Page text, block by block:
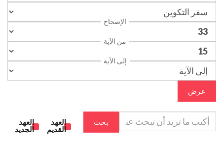
الإصحاح
من الآية
إلى الآية
عرض
بحث
العهد
القديم
العهد
الجديد